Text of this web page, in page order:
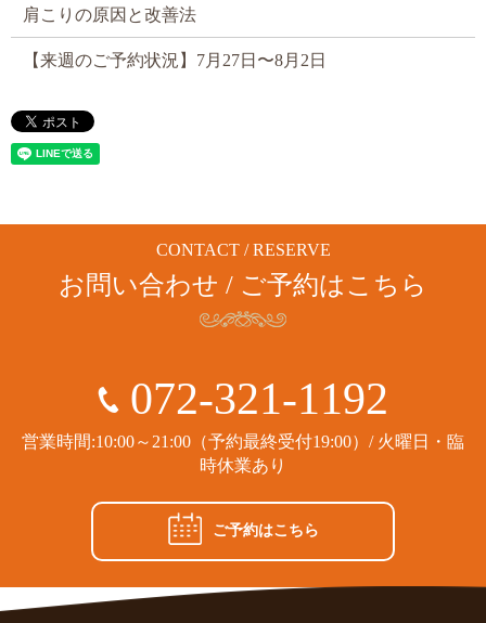
肩こりの原因と改善法
【来週のご予約状況】7月27日〜8月2日
CONTACT / RESERVE
お問い合わせ / ご予約はこちら
072-321-1192
営業時間:10:00～21:00（予約最終受付19:00）/ 火曜日・臨
時休業あり
ご予約はこちら